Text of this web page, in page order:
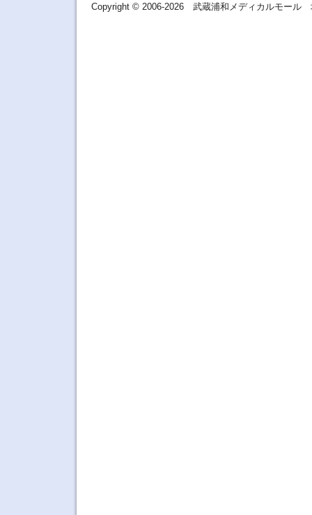
Copyright © 2006-2026 武蔵浦和メディカルモール